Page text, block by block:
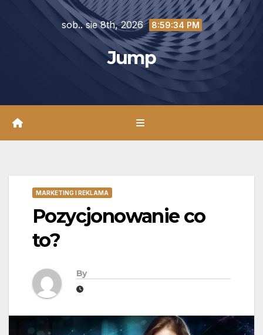
sob.. sie 8th, 2026 8:59:35 PM
Jump
MARKETING I REKLAMA
Pozycjonowanie co
to?
By